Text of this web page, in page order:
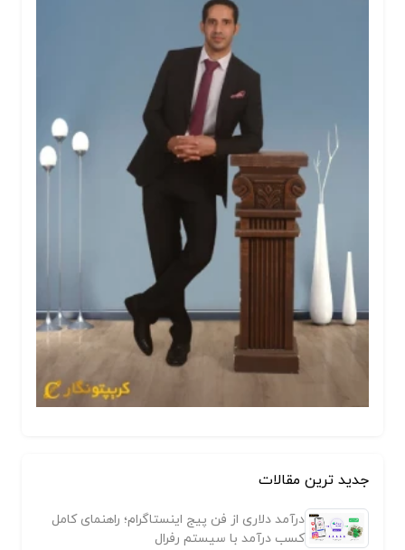
جدید ترین مقالات
درآمد دلاری از فن پیج اینستاگرام؛ راهنمای کامل
کسب درآمد با سیستم رفرال